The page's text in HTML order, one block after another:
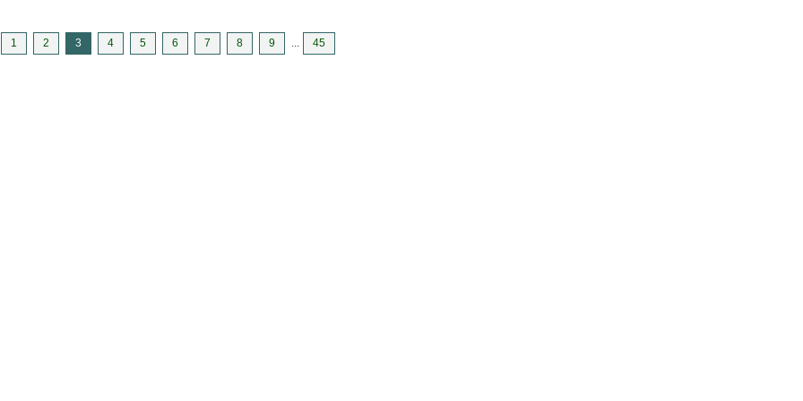
1 2 3 4 5 6 7 8 9 45